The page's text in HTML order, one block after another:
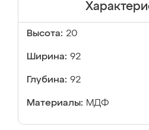
Высота: 20
Ширина: 92
Глубина: 92
Материалы: МДФ